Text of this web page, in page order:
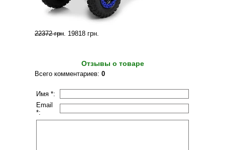
22372 грн. 19818 грн.
Отзывы о товаре
Всего комментариев: 0
Имя *:
Email
*: